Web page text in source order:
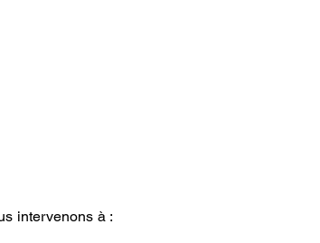
intervenons à :